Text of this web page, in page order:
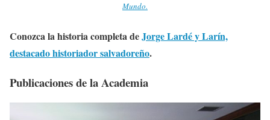
Mundo.
Conozca la historia completa deJorge Lardé y Larín,
destacado historiador salvadoreño.
Publicaciones de la Academia